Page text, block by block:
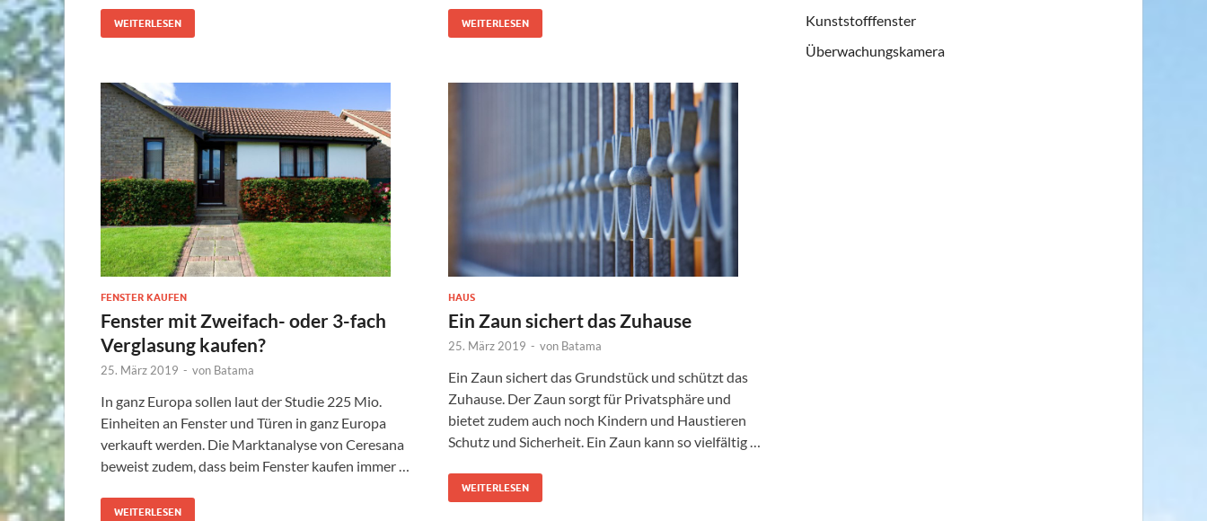
WEITERLESEN WEITERLESEN
FENSTER KAUFEN
Fenster mit Zweifach- oder 3-fach
Verglasung kaufen?
25. März 2019 - von Batama
In ganz Europa sollen laut der Studie 225 Mio.
Einheiten an Fenster und Türen in ganz Europa
verkauft werden. Die Marktanalyse von Ceresana
beweist zudem, dass beim Fenster kaufen immer …
WEITERLESEN
HAUS
Ein Zaun sichert das Zuhause
25. März 2019 - von Batama
Ein Zaun sichert das Grundstück und schützt das
Zuhause. Der Zaun sorgt für Privatsphäre und
bietet zudem auch noch Kindern und Haustieren
Schutz und Sicherheit. Ein Zaun kann so vielfältig …
WEITERLESEN
Kunststofffenster
Überwachungskamera